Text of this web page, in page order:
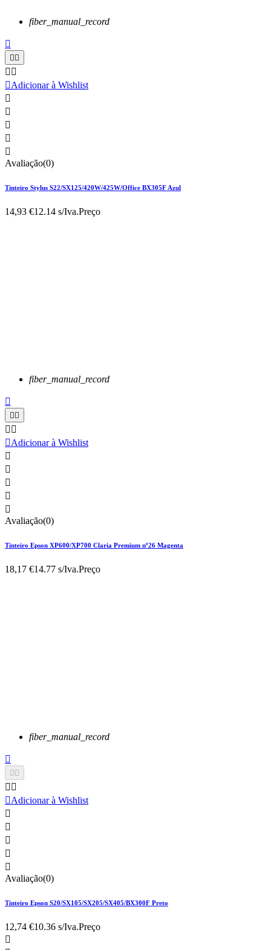
fiber_manual_record


 
Adicionar à Wishlist





Avaliação(0)
Tinteiro Stylus S22/SX125/420W/425W/Office BX305F Azul
14,93 €12.14 s/Iva.Preço
fiber_manual_record


 
Adicionar à Wishlist





Avaliação(0)
Tinteiro Epson XP600/XP700 Claria Premium nº26 Magenta
18,17 €14.77 s/Iva.Preço
fiber_manual_record


 
Adicionar à Wishlist





Avaliação(0)
Tinteiro Epson S20/SX105/SX205/SX405/BX300F Preto
12,74 €10.36 s/Iva.Preço
